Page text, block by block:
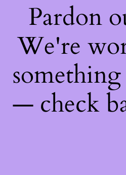
Pardon
We're
— check